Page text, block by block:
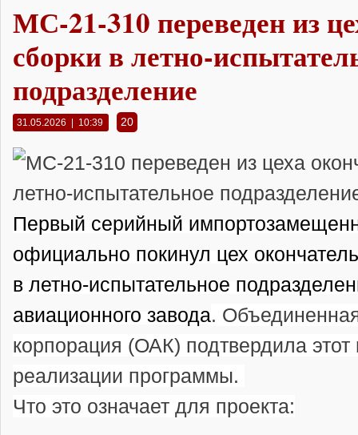
МС-21-310 переведен из
сборки в летно-
подразделение
31.05.2026 | 10:39 20
Первый серийный
официально покинул цех
в летно-испытательное
авиационного завода.
корпорация (ОАК) подтвердила
реализации программы.
Что это означает для проекта: